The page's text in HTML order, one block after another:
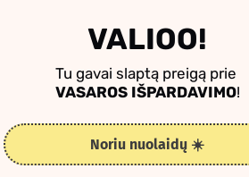
VALIOO!
Tu gavai slaptą preigą prie
VASAROS IŠPARDAVIMO!
Noriu nuolaidų ☀️